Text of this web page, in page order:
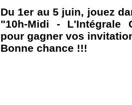
Du 1er au 5 juin, jouez
"10h-Midi - L'Intégrale
pour gagner vos
Bonne chance !!!